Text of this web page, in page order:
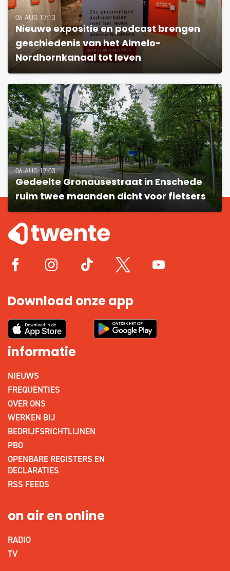
06 AUG 17:13
Nieuwe expositie en podcast brengen
geschiedenis van het Almelo-
Nordhornkanaal tot leven
06 AUG 17:03
Gedeelte Gronausestraat in Enschede
ruim twee maanden dicht voor fietsers
Download onze app
informatie
NIEUWS
FREQUENTIES
OVER ONS
WERKEN BIJ
BEDRIJFSRICHTLIJNEN
PBO
OPENBARE REGISTERS EN
DECLARATIES
RSS FEEDS
on air en online
RADIO
TV